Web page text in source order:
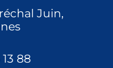
Juin,
88